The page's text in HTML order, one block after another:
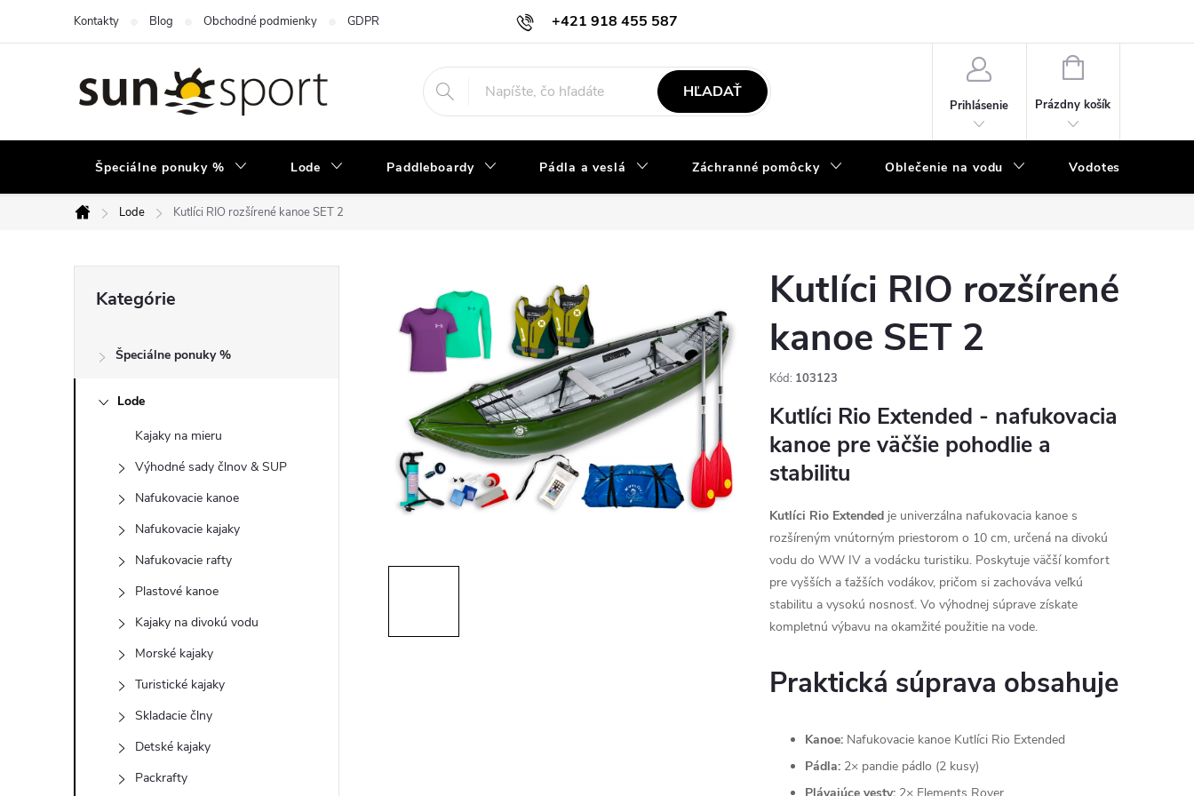
+421 918 455 587
info@vodacky-obchod.sk
Kontakty Blog Obchodné podmienky GDPR
HĽADAŤ
Prihlásenie
NÁKUPNÝ
Prázdny košík
Špeciálne ponuky % Lode Paddleboardy Pádla a veslá Záchranné pomôcky Oblečenie na vodu Vodotesný program
Domov
Lode Kutlíci RIO rozšírené kanoe SET 2
č
kategórie
Kategórie
Špeciálne ponuky %
Lode
Kajaky na mieru
Výhodné sady člnov & SUP
Nafukovacie kanoe
Nafukovacie kajaky
Nafukovacie rafty
Plastové kanoe
Kajaky na divokú vodu
Morské kajaky
Turistické kajaky
Skladacie člny
Detské kajaky
Packrafty
Kutlíci RIO rozšírené
kanoe SET 2
Kód: 103123
Kutlíci Rio Extended - nafukovacia
kanoe pre väčšie pohodlie a
stabilitu
Kutlíci Rio Extended je univerzálna nafukovacia kanoe s
rozšíreným vnútorným priestorom o 10 cm, určená na divokú
vodu do WW IV a vodácku turistiku. Poskytuje väčší komfort
pre vyšších a ťažších vodákov, pričom si zachováva veľkú
stabilitu a vysokú nosnosť. Vo výhodnej súprave získate
kompletnú výbavu na okamžité použitie na vode.
Praktická súprava obsahuje
Kanoe: Nafukovacie kanoe Kutlíci Rio Extended
Pádla: 2× pandie pádlo (2 kusy)